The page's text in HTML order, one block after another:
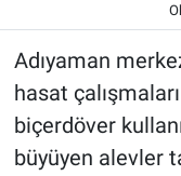
Adıyaman
hasat
biçerdöver
büyüyen alevler
Çevre
BİLİM VE